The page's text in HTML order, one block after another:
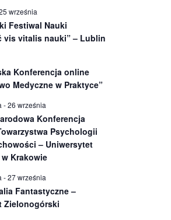
września
Festiwal Nauki
vis vitalis nauki” – Lublin
Konferencja online
Medyczne w Praktyce”
-26 września
Konferencja
Psychologii
– Uniwersytet
Krakowie
-27 września
Fantastyczne –
Zielonogórski